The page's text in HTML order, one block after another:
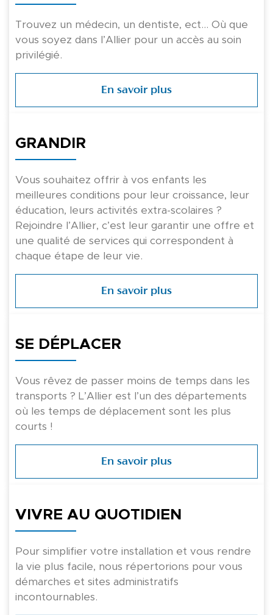
Trouvez un médecin, un dentiste, ect… Où que
vous soyez dans l’Allier pour un accès au soin
privilégié.
En savoir plus
GRANDIR
Vous souhaitez offrir à vos enfants les
meilleures conditions pour leur croissance, leur
éducation, leurs activités extra-scolaires ?
Rejoindre l’Allier, c’est leur garantir une offre et
une qualité de services qui correspondent à
chaque étape de leur vie.
En savoir plus
SE DÉPLACER
Vous rêvez de passer moins de temps dans les
transports ? L’Allier est l’un des départements
où les temps de déplacement sont les plus
courts !
En savoir plus
VIVRE AU QUOTIDIEN
Pour simplifier votre installation et vous rendre
la vie plus facile, nous répertorions pour vous
démarches et sites administratifs
incontournables.